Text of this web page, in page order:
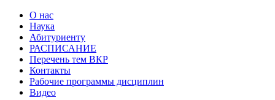
О нас
Наука
Абитуриенту
РАСПИСАНИЕ
Перечень тем ВКР
Контакты
Рабочие программы дисциплин
Видео